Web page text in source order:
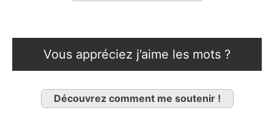
Vous appréciez j’aime les mots ?
Découvrez comment me soutenir !